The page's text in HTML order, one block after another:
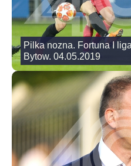
Pilka nozna. Fortuna I
Bytow. 04.05.2019